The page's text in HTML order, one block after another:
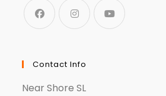
Contact Info
Near Shore SL